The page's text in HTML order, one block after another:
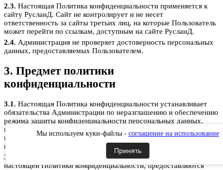
2.3. Настоящая Политика конфиденциальности применяется к
сайту РусланД. Сайт не контролирует и не несет
ответственность за сайты третьих лиц, на которые Пользователь
может перейти по ссылкам, доступным на сайте РусланД.
2.4. Администрация не проверяет достоверность персональных
данных, предоставляемых Пользователем.
3. Предмет политики
конфиденциальности
3.1. Настоящая Политика конфиденциальности устанавливает
обязательства Администрации по неразглашению и обеспечению
режима защиты конфиденциальности персональных данных,
которые Пользователь предоставляет по запросу Администрации
при регистрации на сайте РусланД, при подписке на
информационную e-mail рассылку или при оформлении заказа.
3.2.
Персональные данные, разрешённые к обработке в рамках
настоящей Политики конфиденциальности, предоставляются
Мы используем куки-файлы - соглашение на использование
Принять